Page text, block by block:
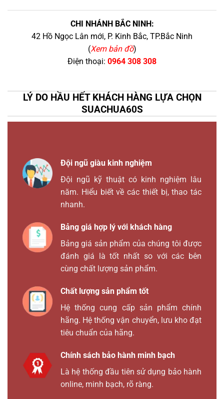
CHI NHÁNH BẮC NINH:
42 Hồ Ngọc Lân mới, P. Kinh Bắc, TP.Bắc Ninh
(Xem bản đồ)
Điện thoại: 0964 308 308
LÝ DO HẦU HẾT KHÁCH HÀNG LỰA CHỌN
SUACHUA60S
Đội ngũ giàu kinh nghiệm
Đội ngũ kỹ thuật có kinh nghiệm lâu
năm. Hiểu biết về các thiết bị, thao tác
nhanh.
Bảng giá hợp lý với khách hàng
Bảng giá sản phẩm của chúng tôi được
đánh giá là tốt nhất so với các bên
cùng chất lượng sản phẩm.
Chất lượng sản phẩm tốt
Hệ thống cung cấp sản phẩm chính
hãng. Hệ thống vận chuyển, lưu kho đạt
tiêu chuẩn của hãng.
Chính sách bảo hành minh bạch
Là hệ thống đầu tiên sử dụng bảo hành
online, minh bạch, rõ ràng.